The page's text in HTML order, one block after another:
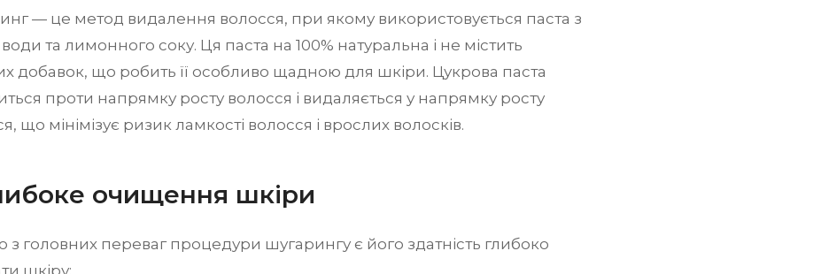
— це метод видалення волосся, при якому використовується паста з
та лимонного соку. Ця паста на 100% натуральна і не містить
добавок, що робить її особливо щадною для шкіри. Цукрова паста
проти напрямку росту волосся і видаляється у напрямку росту
що мінімізує ризик ламкості волосся і врослих волосків.
очищення шкіри
з головних переваг процедури шугарингу є його здатність глибоко
шкіру: